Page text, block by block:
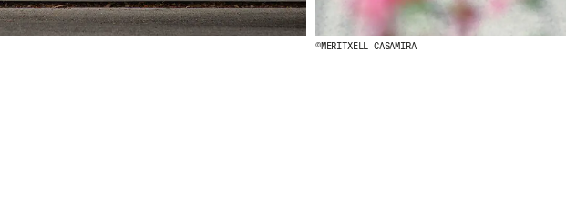
©MERITXELL CASAMIRA